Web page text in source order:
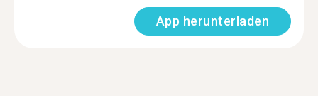
App herunterladen